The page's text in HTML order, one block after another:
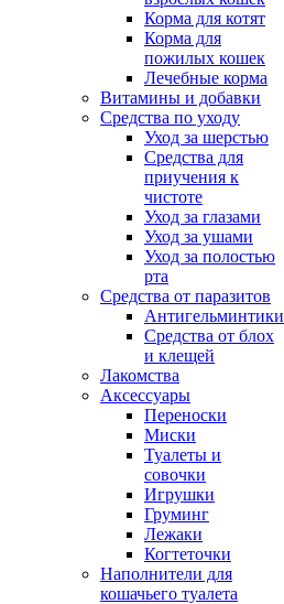
Корма для котят
Корма для
пожилых кошек
Лечебные корма
Витамины и добавки
Средства по уходу
Уход за шерстью
Средства для
приучения к
чистоте
Уход за глазами
Уход за ушами
Уход за полостью
рта
Средства от паразитов
Антигельминтики
Средства от блох
и клещей
Лакомства
Аксессуары
Переноски
Миски
Туалеты и
совочки
Игрушки
Груминг
Лежаки
Когтеточки
Наполнители для
кошачьего туалета